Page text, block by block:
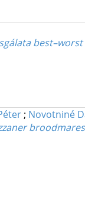
; Novotniné
broodmares